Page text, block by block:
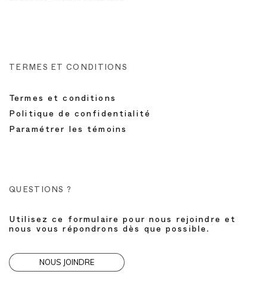
TERMES ET CONDITIONS
Termes et conditions
Politique de confidentialité
Paramétrer les témoins
QUESTIONS ?
Utilisez ce formulaire pour nous rejoindre et
nous vous répondrons dès que possible.
NOUS JOINDRE